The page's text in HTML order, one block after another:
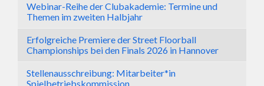
Webinar-Reihe der Clubakademie: Termine und
Themen im zweiten Halbjahr
Erfolgreiche Premiere der Street Floorball
Championships bei den Finals 2026 in Hannover
Stellenausschreibung: Mitarbeiter*in
Spielbetriebskommission